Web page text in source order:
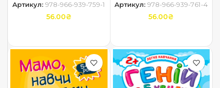
Артикул:978-966-939-759-1
56.00₴
Артикул:978-966-939-761-4
56.00₴